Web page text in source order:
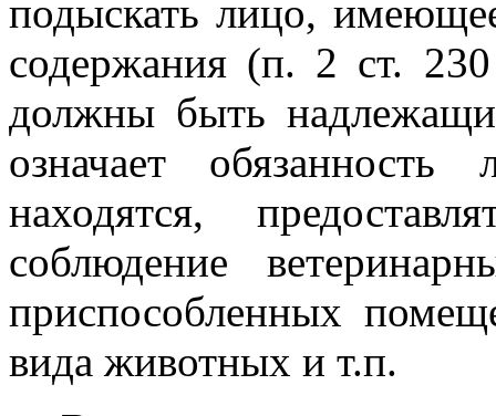
подыскать лицо,
содержания (п. 2 ст.
должны быть
означает
находятся,
соблюдение
приспособленных
вида животных и т.п.